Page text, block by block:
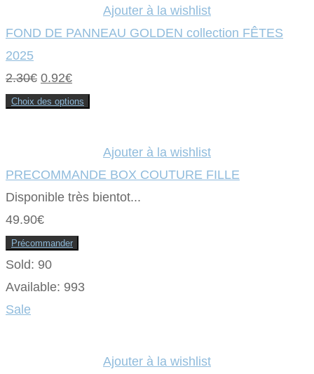
Ajouter à la wishlist
FOND DE PANNEAU GOLDEN collection FÊTES
2025
2.30€ Le
prix
0.92€Le
prix
Choix des options
Ce
options
être
page
du
produit
Ajouter à la wishlist
PRECOMMANDE BOX COUTURE FILLE
Disponible très bientot...
49.90€
Précommander
Sold: 90
Available: 993
Sale
Ajouter à la wishlist